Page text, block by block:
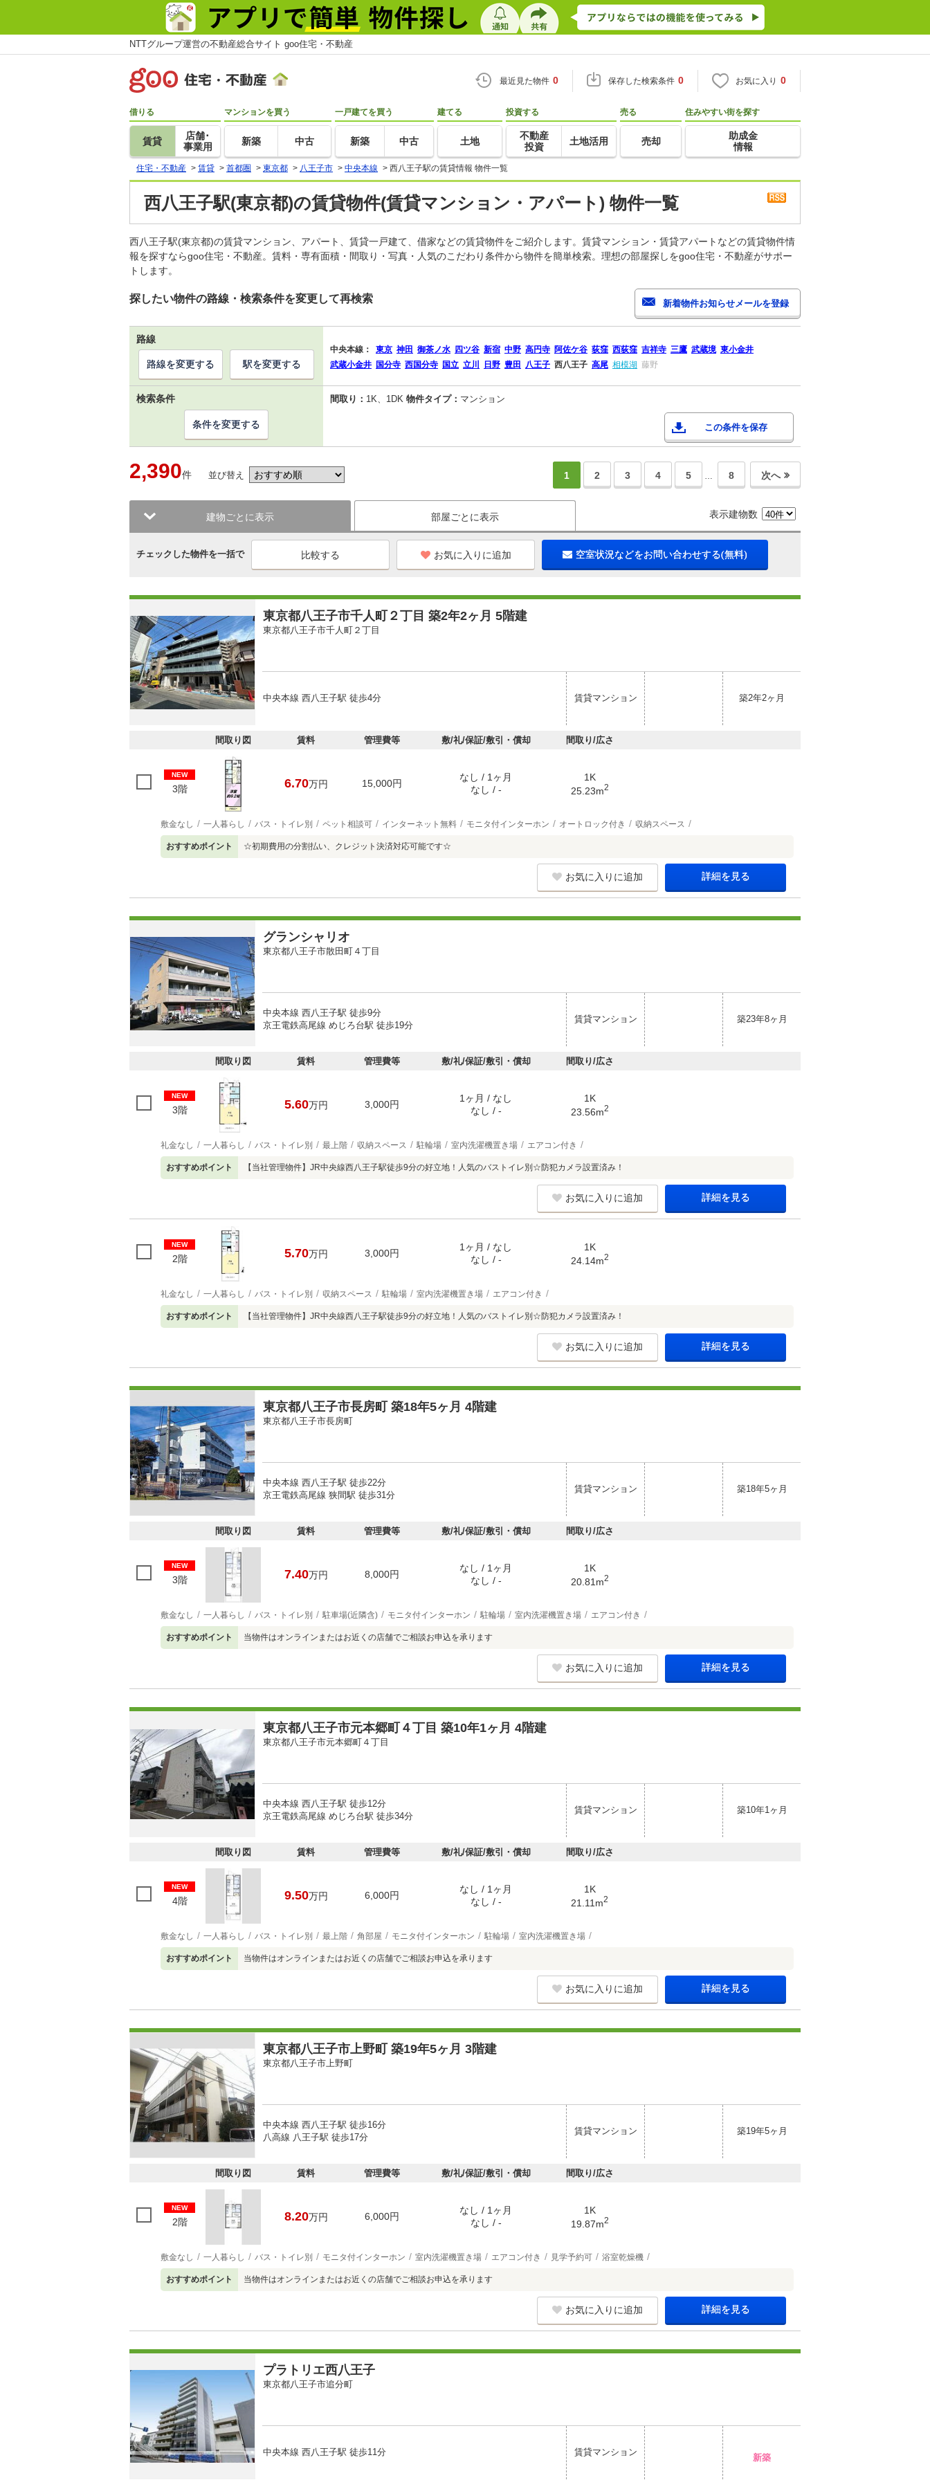
NTTグループ運営の不動産総合サイト goo住宅・不動産
最近見た物件 0 保存した検索条件 0 お気に入り 0
借りる
賃貸
店舗･
事業用
マンションを買う
新築 中古
一戸建てを買う
新築 中古
建てる
土地
投資する
不動産
投資
土地活用
売る
売却
住みやすい街を探す
助成金
情報
住宅・不動産 > 賃貸 > 首都圏 > 東京都 > 八王子市 > 中央本線 > 西八王子駅の賃貸情報 物件一覧
西八王子駅(東京都)の賃貸物件(賃貸マンション・アパート) 物件一覧
西八王子駅(東京都)の賃貸マンション、アパート、賃貸一戸建て、借家などの賃貸物件をご紹介します。賃貸マンション・賃貸アパートなどの賃貸物件情
報を探すならgoo住宅・不動産。賃料・専有面積・間取り・写真・人気のこだわり条件から物件を簡単検索。理想の部屋探しをgoo住宅・不動産がサポー
トします。
探したい物件の路線・検索条件を変更して再検索
路線
中央本線： 東京 神田 御茶ノ水 四ツ谷 新宿 中野 高円寺 阿佐ケ谷 荻窪 西荻窪 吉祥寺 三鷹 武蔵境 東小金井
武蔵小金井 国分寺 西国分寺 国立 立川 日野 豊田 八王子 西八王子 高尾 相模湖 藤野
路線を変更する 駅を変更する
検索条件 間取り： 1K、1DK 物件タイプ： マンション
この条件を保存
条件を変更する
2,390件 並び替え 1 2 3 4 5 … 8 次へ
建物ごとに表示 部屋ごとに表示 表示建物数
チェックした物件を一括で お気に入りに追加 空室状況などをお問い合わせする(無料)
東京都八王子市千人町２丁目 築2年2ヶ月 5階建
東京都八王子市千人町２丁目
中央本線 西八王子駅 徒歩4分 賃貸マンション 築2年2ヶ月
間取り図 賃料 管理費等 敷/礼/保証/敷引・償却 間取り/広さ
NEW
3階 6.70万円 15,000円
なし / 1ヶ月
なし / -
1K
25.23m2
敷金なし 一人暮らし バス・トイレ別 ペット相談可 インターネット無料 モニタ付インターホン オートロック付き 収納スペース
おすすめポイント ☆初期費用の分割払い、クレジット決済対応可能です☆
お気に入りに追加 詳細を見る
グランシャリオ
東京都八王子市散田町４丁目
中央本線 西八王子駅 徒歩9分
京王電鉄高尾線 めじろ台駅 徒歩19分
賃貸マンション 築23年8ヶ月
間取り図 賃料 管理費等 敷/礼/保証/敷引・償却 間取り/広さ
NEW
3階 5.60万円 3,000円
1ヶ月 / なし
なし / -
1K
23.56m2
礼金なし 一人暮らし バス・トイレ別 最上階 収納スペース 駐輪場 室内洗濯機置き場 エアコン付き
おすすめポイント 【当社管理物件】JR中央線西八王子駅徒歩9分の好立地！人気のバストイレ別☆防犯カメラ設置済み！
お気に入りに追加 詳細を見る
NEW
2階 5.70万円 3,000円
1ヶ月 / なし
なし / -
1K
24.14m2
礼金なし 一人暮らし バス・トイレ別 収納スペース 駐輪場 室内洗濯機置き場 エアコン付き
おすすめポイント 【当社管理物件】JR中央線西八王子駅徒歩9分の好立地！人気のバストイレ別☆防犯カメラ設置済み！
お気に入りに追加 詳細を見る
東京都八王子市長房町 築18年5ヶ月 4階建
東京都八王子市長房町
中央本線 西八王子駅 徒歩22分
京王電鉄高尾線 狭間駅 徒歩31分
賃貸マンション 築18年5ヶ月
間取り図 賃料 管理費等 敷/礼/保証/敷引・償却 間取り/広さ
NEW
3階 7.40万円 8,000円
なし / 1ヶ月
なし / -
1K
20.81m2
敷金なし 一人暮らし バス・トイレ別 駐車場(近隣含) モニタ付インターホン 駐輪場 室内洗濯機置き場 エアコン付き
おすすめポイント 当物件はオンラインまたはお近くの店舗でご相談お申込を承ります
お気に入りに追加 詳細を見る
東京都八王子市元本郷町４丁目 築10年1ヶ月 4階建
東京都八王子市元本郷町４丁目
中央本線 西八王子駅 徒歩12分
京王電鉄高尾線 めじろ台駅 徒歩34分
賃貸マンション 築10年1ヶ月
間取り図 賃料 管理費等 敷/礼/保証/敷引・償却 間取り/広さ
NEW
4階 9.50万円 6,000円
なし / 1ヶ月
なし / -
1K
21.11m2
敷金なし 一人暮らし バス・トイレ別 最上階 角部屋 モニタ付インターホン 駐輪場 室内洗濯機置き場
おすすめポイント 当物件はオンラインまたはお近くの店舗でご相談お申込を承ります
お気に入りに追加 詳細を見る
東京都八王子市上野町 築19年5ヶ月 3階建
東京都八王子市上野町
中央本線 西八王子駅 徒歩16分
八高線 八王子駅 徒歩17分
賃貸マンション 築19年5ヶ月
間取り図 賃料 管理費等 敷/礼/保証/敷引・償却 間取り/広さ
NEW
2階 8.20万円 6,000円
なし / 1ヶ月
なし / -
1K
19.87m2
敷金なし 一人暮らし バス・トイレ別 モニタ付インターホン 室内洗濯機置き場 エアコン付き 見学予約可 浴室乾燥機
おすすめポイント 当物件はオンラインまたはお近くの店舗でご相談お申込を承ります
お気に入りに追加 詳細を見る
プラトリエ西八王子
東京都八王子市追分町
中央本線 西八王子駅 徒歩11分 賃貸マンション
新築